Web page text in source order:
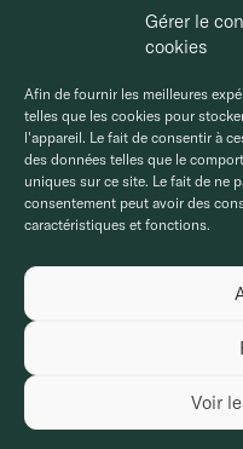
Gérer le
cookies
Afin de fournir les meilleures
telles que les cookies pour
l'appareil. Le fait de consentir à
des données telles que le
uniques sur ce site. Le fait de ne
consentement peut avoir des
caractéristiques et fonctions.
Voir
politique de